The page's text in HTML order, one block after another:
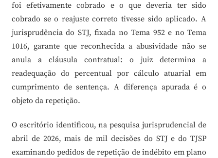
foi efetivamente cobrado e o que deveria ter sido
cobrado se o reajuste correto tivesse sido aplicado. A
jurisprudência do STJ, fixada no Tema 952 e no Tema
1016, garante que reconhecida a abusividade não se
anula a cláusula contratual: o juiz determina a
readequação do percentual por cálculo atuarial em
cumprimento de sentença. A diferença apurada é o
objeto da repetição.
O escritório identificou, na pesquisa jurisprudencial de
abril de 2026, mais de mil decisões do STJ e do TJSP
examinando pedidos de repetição de indébito em plano